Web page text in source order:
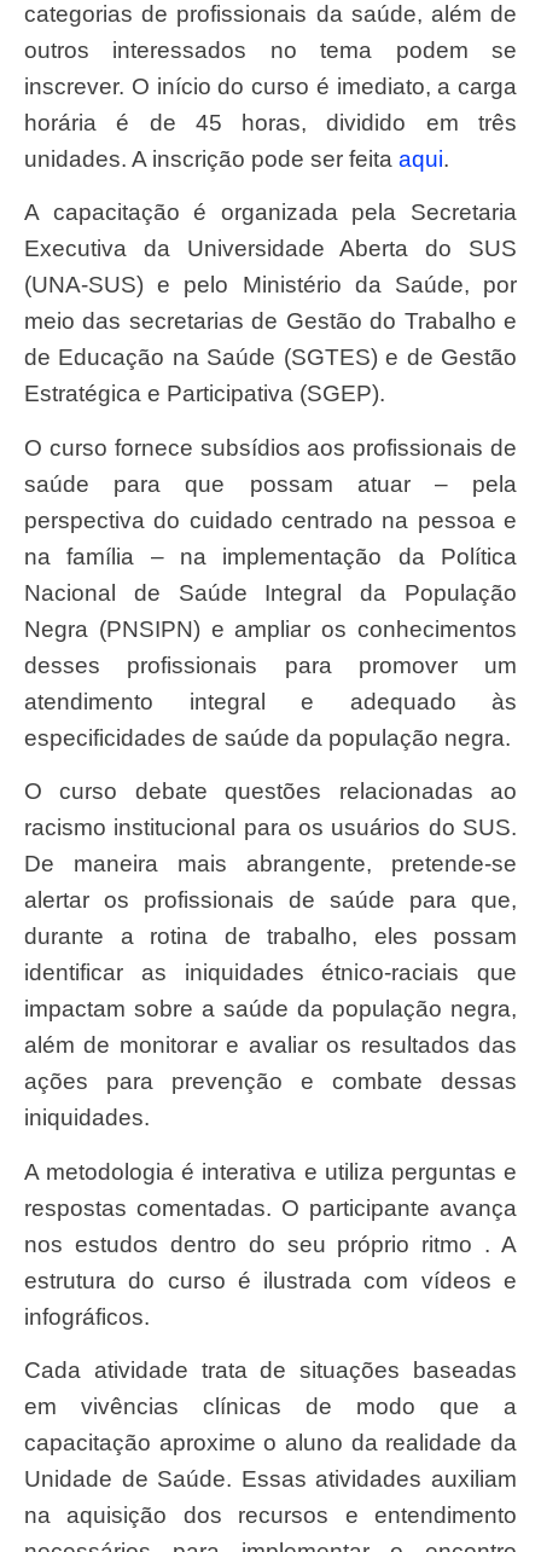
categorias de profissionais da saúde, além de
outros interessados no tema podem se
inscrever. O início do curso é imediato, a carga
horária é de 45 horas, dividido em três
unidades. A inscrição pode ser feita aqui.
A capacitação é organizada pela Secretaria
Executiva da Universidade Aberta do SUS
(UNA-SUS) e pelo Ministério da Saúde, por
meio das secretarias de Gestão do Trabalho e
de Educação na Saúde (SGTES) e de Gestão
Estratégica e Participativa (SGEP).
O curso fornece subsídios aos profissionais de
saúde para que possam atuar – pela
perspectiva do cuidado centrado na pessoa e
na família – na implementação da Política
Nacional de Saúde Integral da População
Negra (PNSIPN) e ampliar os conhecimentos
desses profissionais para promover um
atendimento integral e adequado às
especificidades de saúde da população negra.
O curso debate questões relacionadas ao
racismo institucional para os usuários do SUS.
De maneira mais abrangente, pretende-se
alertar os profissionais de saúde para que,
durante a rotina de trabalho, eles possam
identificar as iniquidades étnico-raciais que
impactam sobre a saúde da população negra,
além de monitorar e avaliar os resultados das
ações para prevenção e combate dessas
iniquidades.
A metodologia é interativa e utiliza perguntas e
respostas comentadas. O participante avança
nos estudos dentro do seu próprio ritmo . A
estrutura do curso é ilustrada com vídeos e
infográficos.
Cada atividade trata de situações baseadas
em vivências clínicas de modo que a
capacitação aproxime o aluno da realidade da
Unidade de Saúde. Essas atividades auxiliam
na aquisição dos recursos e entendimento